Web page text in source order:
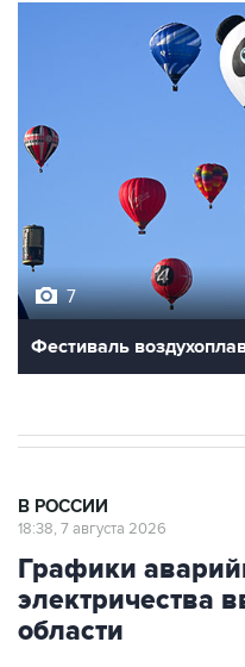
7
Фестиваль
В РОССИИ
18:38, 7 августа 2026
Графики
электричества
области